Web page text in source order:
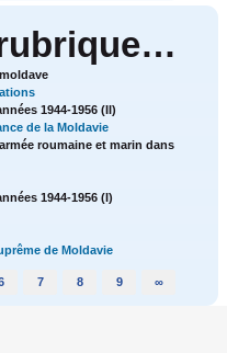
1944-1956 (II)
de la Moldavie
roumaine et marin dans
1944-1956 (I)
de Moldavie
7 8 9 ∞